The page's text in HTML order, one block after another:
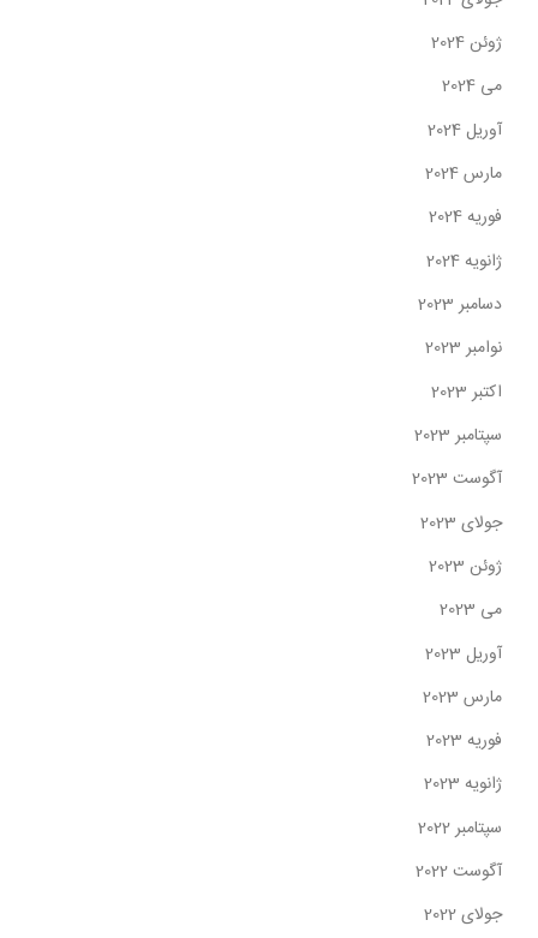
ژوئن 2024
می 2024
آوریل 2024
مارس 2024
فوریه 2024
ژانویه 2024
دسامبر 2023
نوامبر 2023
اکتبر 2023
سپتامبر 2023
آگوست 2023
جولای 2023
ژوئن 2023
می 2023
آوریل 2023
مارس 2023
فوریه 2023
ژانویه 2023
سپتامبر 2022
آگوست 2022
جولای 2022